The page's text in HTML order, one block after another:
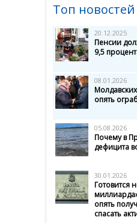
Топ новостей
20.12.2025
Пенсии
9,5
08.01.2026
опять
05.08.2026
Почему в
дефицита
30.01.2026
Готовится
опять
спасать